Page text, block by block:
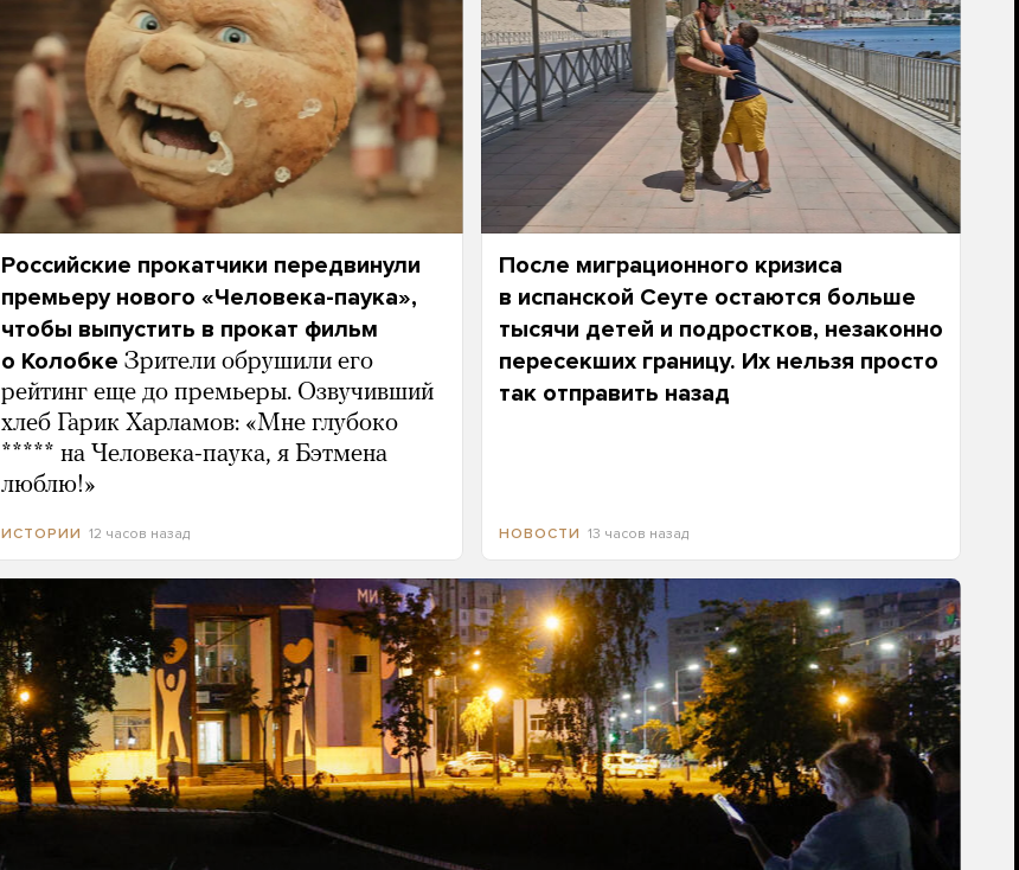
Российские прокатчики передвинули
премьеру нового «Человека-паука»,
чтобы выпустить в прокат фильм
о Колобке Зрители обрушили его
рейтинг еще до премьеры. Озвучивший
хлеб Гарик Харламов: «Мне глубоко
***** на Человека-паука, я Бэтмена
люблю!»
ИСТОРИИ 12 часов назад
После миграционного кризиса
в испанской Сеуте остаются больше
тысячи детей и подростков, незаконно
пересекших границу. Их нельзя просто
так отправить назад
НОВОСТИ 13 часов назад